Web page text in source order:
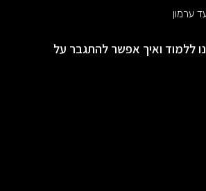
ערמון
ללמוד ואיך אפשר להתגבר על